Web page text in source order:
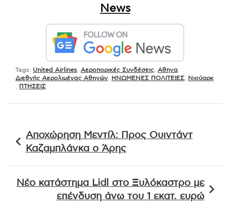
News
Tags: United Airlines Αεροπορικές Συνδέσεις Αθηνα
Διεθνής Αερολιμένας Αθηνών
ΗΝΩΜΕΝΕΣ ΠΟΛΙΤΕΙΕΣ
Νιούαρκ
ΠΤΗΣΕΙΣ
άρθρων
Αποχώρηση Μεντίλ: Προς Ουιντάντ
Καζαμπλάνκα ο Άρης
Νέο κατάστημα Lidl στο Ξυλόκαστρο με
επένδυση άνω του 1 εκατ. ευρώ